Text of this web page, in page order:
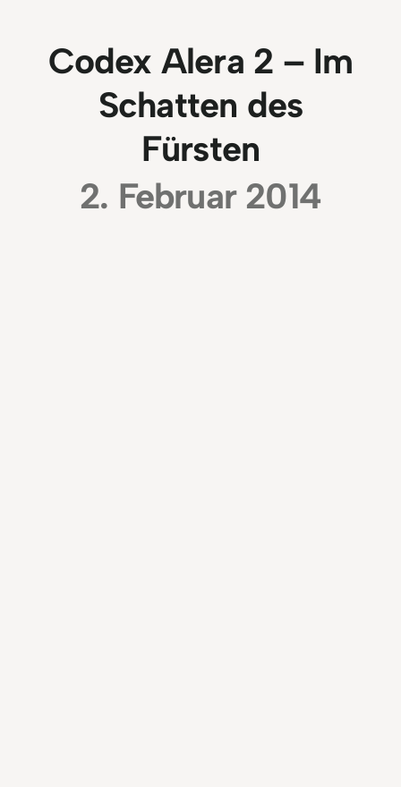
Codex Alera 2 – Im
Schatten des
Fürsten
2. Februar 2014